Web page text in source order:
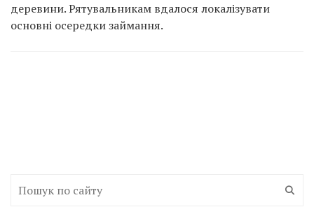
деревини. Рятувальникам вдалося локалізувати
основні осередки займання.